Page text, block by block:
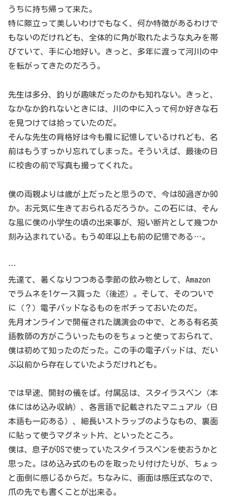
うちに持ち帰って来た。
特に際立って美しいわけでもなく、何か特徴があるわけで
もないのだけれども、全体的に角が取れたような丸みを帯
びていて、手に心地好い。きっと、多年に渡って河川の中
を転がってきたのだろう。
先生は多分、釣りが趣味だったのかも知れない。きっと、
なかなか釣れないときには、川の中に入って何か好きな石
を見つけては拾っていたのだ。
そんな先生の背格好は今も朧に記憶しているけれども、名
前はもうすっかり忘れてしまった。そういえば、最後の日
に校舎の前で写真も撮ってくれた。
僕の両親よりは歳が上だったと思うので、今は80過ぎか90
か。お元気に生きておられるだろうか。この石には、そん
な風に僕の小学生の頃の出来事が、短い断片として幾つか
刻み込まれている。もう40年以上も前の記憶である…。
…
先達て、暑くなりつつある季節の飲み物として、Amazon
でラムネを1ケース買った（後述）。そして、そのついで
に（？）電子パッドなるものをポチっておいたのだ。
先月オンラインで開催された講演会の中で、とある有名英
語教師の方がこういったものをちょっと使っておられて、
僕は初めて知ったのだった。この手の電子パッドは、だい
ぶ以前から存在していたようだけれども。
では早速、開封の儀をば。付属品は、スタイラスペン（本
体にはめ込み収納）、各言語で記載されたマニュアル（日
本語も一応ある）、細長いストラップのようなもの、裏面
に貼って使うマグネット片、といったところ。
僕は、息子がDSで使っていたスタイラスペンを使おうかと
思った。はめ込み式のものを取ったり付けたりが、ちょっ
と面倒に感じるからだ。ちなみに、画面は感圧式なので、
爪の先でも書くことが出来る。